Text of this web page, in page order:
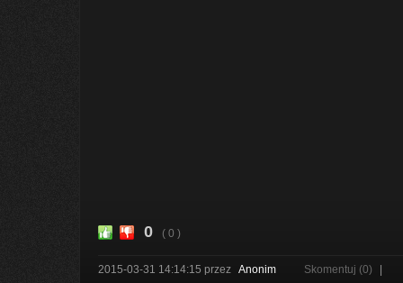
0 ( 0 )
2015-03-31 14:14:15 przez Anonim Skomentuj (0)